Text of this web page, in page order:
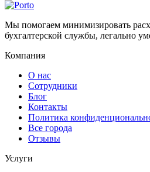
Мы помогаем минимизировать
бухгалтерской службы, легально
Компания
О нас
Сотрудники
Блог
Контакты
Политика
Все города
Отзывы
Услуги